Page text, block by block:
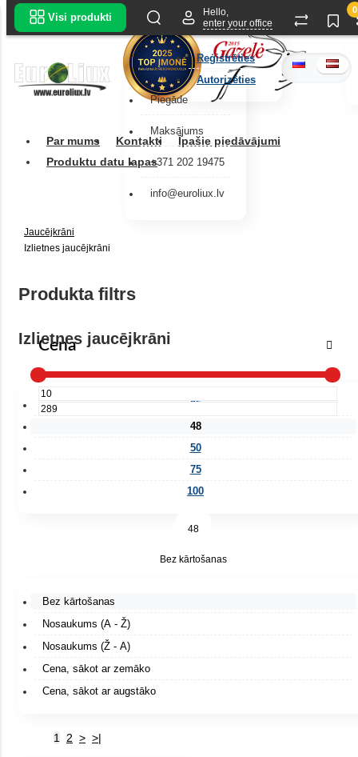
Piegāde
Maksājums
+371 202 19475
info@euroliux.lv
Par mums Kontakti
Īpašie piedāvājumi
Produktu datu lapas
Visi produkti
Hello,
enter your office
Reģistrēties
Autorizēties
0
Jaucējkrāni
Izlietnes jaucējkrāni
Produkta filtrs
Cena
Izlietnes jaucējkrāni
25
48
50
75
100
48
Bez kārtošanas
Bez kārtošanas
Nosaukums (A - Ž)
Nosaukums (Ž - A)
Cena, sākot ar zemāko
Cena, sākot ar augstāko
1 2 > >|